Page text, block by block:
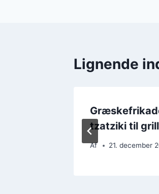
Lignende
tzatziki til
Af 21. december